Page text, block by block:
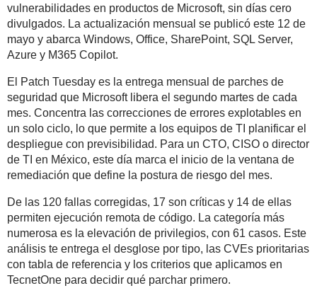
vulnerabilidades en productos de Microsoft, sin días cero
divulgados. La actualización mensual se publicó este 12 de
mayo y abarca Windows, Office, SharePoint, SQL Server,
Azure y M365 Copilot.
El Patch Tuesday es la entrega mensual de parches de
seguridad que Microsoft libera el segundo martes de cada
mes. Concentra las correcciones de errores explotables en
un solo ciclo, lo que permite a los equipos de TI planificar el
despliegue con previsibilidad. Para un CTO, CISO o director
de TI en México, este día marca el inicio de la ventana de
remediación que define la postura de riesgo del mes.
De las 120 fallas corregidas, 17 son críticas y 14 de ellas
permiten ejecución remota de código. La categoría más
numerosa es la elevación de privilegios, con 61 casos. Este
análisis te entrega el desglose por tipo, las CVEs prioritarias
con tabla de referencia y los criterios que aplicamos en
TecnetOne para decidir qué parchar primero.